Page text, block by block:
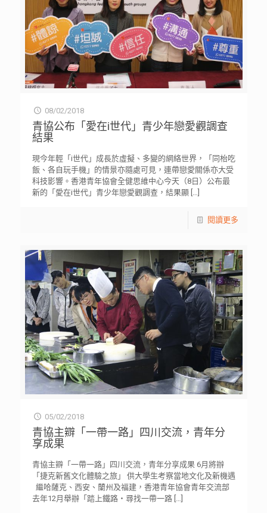
08/02/2018
青協公布「愛在i世代」青少年戀愛觀調查
結果
現今年輕「i世代」成長於虛擬、多變的網絡世界，「同枱吃
飯、各自玩手機」的情景亦隨處可見，連帶戀愛關係亦大受
科技影響。香港青年協會全健思維中心今天（8日）公布最
新的「愛在i世代」青少年戀愛觀調查，結果顯[…]
閱讀更多
05/02/2018
青協主辧「一帶一路」四川交流，青年分
享成果
青協主辧「一帶一路」四川交流，青年分享成果 6月將辦
「捷克新舊文化體驗之旅」 供大學生考察當地文化及新機遇
繼哈薩克、西安、蘭州及福建，香港青年協會青年交流部
去年12月舉辦「踏上鐵路‧尋找一帶一路[…]